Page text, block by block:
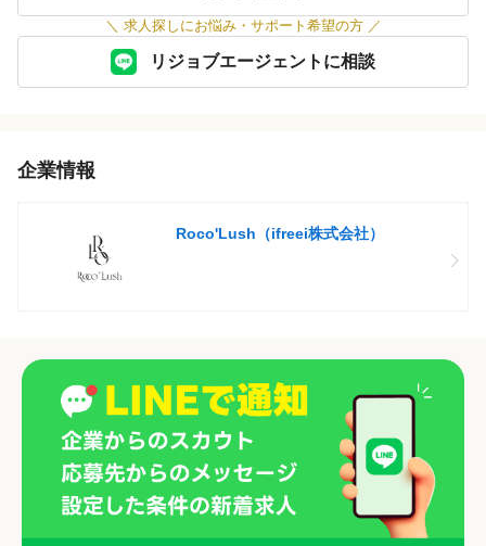
＼ 求人探しにお悩み・サポート希望の方 ／
リジョブエージェントに相談
企業情報
Roco'Lush（ifreei株式会社）